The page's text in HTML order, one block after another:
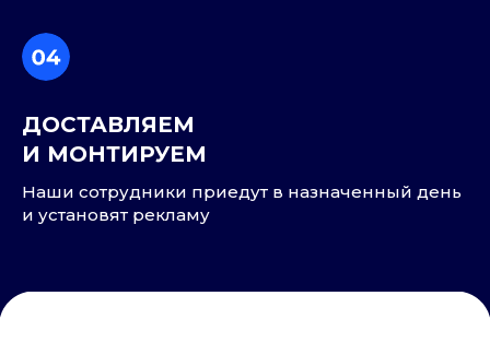
ДОСТАВЛЯЕМ
И МОНТИРУЕМ
Наши сотрудники приедут в назначенный день
и установят рекламу